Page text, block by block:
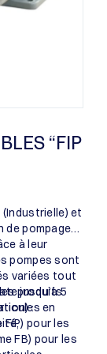
“FIP
(Industrielle) et
de pompage
à leur
pompes sont
variées tout
produits
en
jusqu’à 5
:
pour les
FB) pour les